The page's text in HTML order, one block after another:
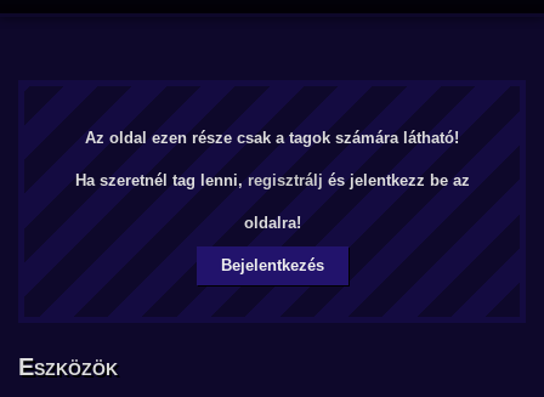
Az oldal ezen része csak a tagok számára látható!
Ha szeretnél tag lenni, regisztrálj és jelentkezz be az
oldalra!
Bejelentkezés
Eszközök